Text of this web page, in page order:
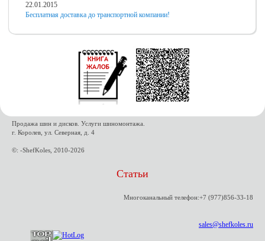
22.01.2015
Бесплатная доставка до транспортной компании!
Продажа шин и дисков. Услуги шиномонтажа.
г. Королев, ул. Северная, д. 4
©: -ShefKoles, 2010-2026
Статьи
Многоканальный телефон:+7 (977)856-33-18
sales@shefkoles.ru